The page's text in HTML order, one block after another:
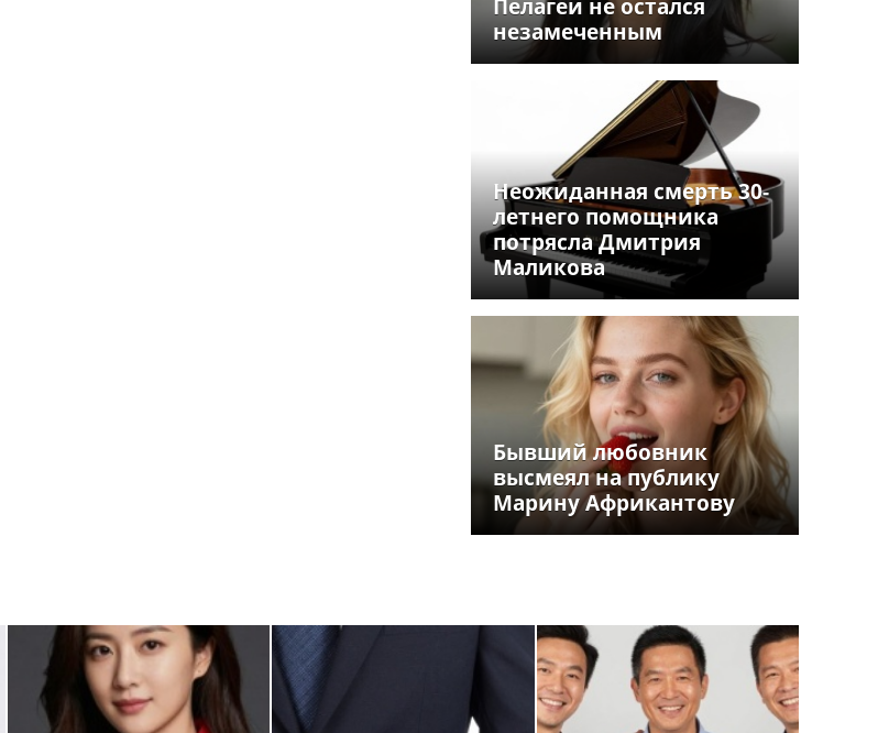
Пелагеи не остался
незамеченным
Неожиданная смерть 30-
летнего помощника
потрясла Дмитрия
Маликова
Бывший любовник
высмеял на публику
Марину Африкантову